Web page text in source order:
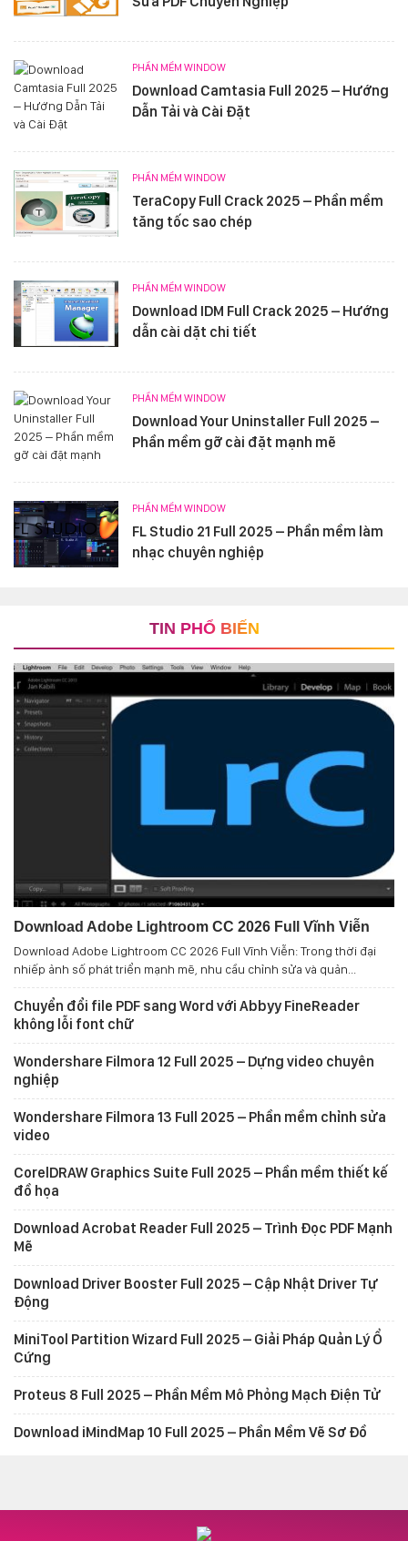
PHẦN MỀM WINDOW
Download Camtasia Full 2025 – Hướng
Dẫn Tải và Cài Đặt
PHẦN MỀM WINDOW
TeraCopy Full Crack 2025 – Phần mềm
tăng tốc sao chép
PHẦN MỀM WINDOW
Download IDM Full Crack 2025 – Hướng
dẫn cài dặt chi tiết
PHẦN MỀM WINDOW
Download Your Uninstaller Full 2025 –
Phần mềm gỡ cài đặt mạnh mẽ
PHẦN MỀM WINDOW
FL Studio 21 Full 2025 – Phần mềm làm
nhạc chuyên nghiệp
TIN PHỔ BIẾN
Download Adobe Lightroom CC 2026 Full Vĩnh Viễn
Download Adobe Lightroom CC 2026 Full Vĩnh Viễn: Trong thời đại
nhiếp ảnh số phát triển mạnh mẽ, nhu cầu chỉnh sửa và quản...
Chuyển đổi file PDF sang Word với Abbyy FineReader
không lỗi font chữ
Wondershare Filmora 12 Full 2025 – Dựng video chuyên
nghiệp
Wondershare Filmora 13 Full 2025 – Phần mềm chỉnh sửa
video
CorelDRAW Graphics Suite Full 2025 – Phần mềm thiết kế
đồ họa
Download Acrobat Reader Full 2025 – Trình Đọc PDF Mạnh
Mẽ
Download Driver Booster Full 2025 – Cập Nhật Driver Tự
Động
MiniTool Partition Wizard Full 2025 – Giải Pháp Quản Lý Ổ
Cứng
Proteus 8 Full 2025 – Phần Mềm Mô Phỏng Mạch Điện Tử
Download iMindMap 10 Full 2025 – Phần Mềm Vẽ Sơ Đồ